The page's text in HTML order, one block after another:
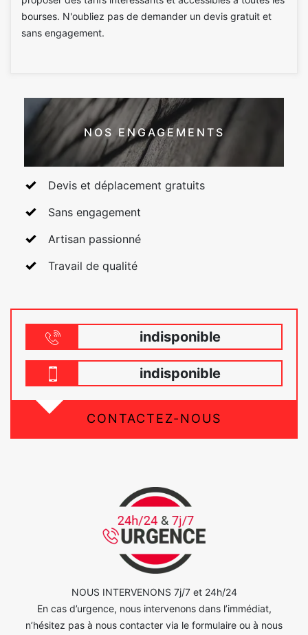
bourses. N'oubliez pas de demander un devis gratuit et
sans engagement.
NOS ENGAGEMENTS
Devis et déplacement gratuits
Sans engagement
Artisan passionné
Travail de qualité
indisponible
indisponible
CONTACTEZ-NOUS
NOUS INTERVENONS 7j/7 et 24h/24
En cas d’urgence, nous intervenons dans l’immédiat,
n’hésitez pas à nous contacter via le formulaire ou à nous